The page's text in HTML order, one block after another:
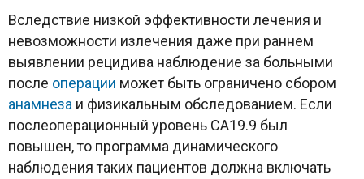
Вследствие низкой эффективности лечения и
невозможности излечения даже при раннем
выявлении рецидива наблюдение за больными
после операции может быть ограничено сбором
анамнеза и физикальным обследованием. Если
послеоперационный уровень CA19.9 был
повышен, то программа динамического
наблюдения таких пациентов должна включать